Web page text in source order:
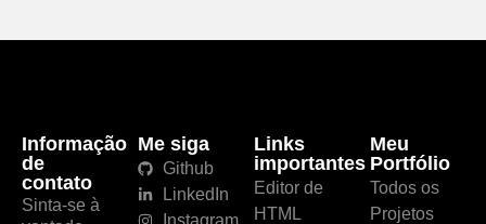
Informação
de
contato
Sinta-se à
Me siga
Github
LinkedIn
Links
importantes
Editor de
HTML
Meu
Portfólio
Todos os
Projetos